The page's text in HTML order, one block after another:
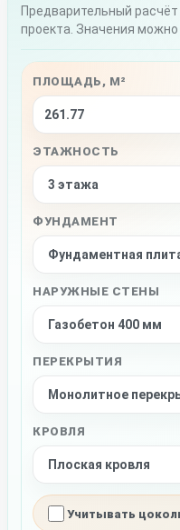
Предварительный
проекта. Значения можно
ПЛОЩАДЬ, М²
ЭТАЖНОСТЬ
ФУНДАМЕНТ
НАРУЖНЫЕ СТЕНЫ
ПЕРЕКРЫТИЯ
КРОВЛЯ
Учитывать